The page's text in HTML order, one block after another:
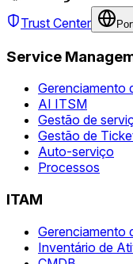
Trust Center
Service
Gerenciamento
AI ITSM
Gestão de
Gestão de
Auto-serviço
Processos
ITAM
Gerenciamento
Inventário de